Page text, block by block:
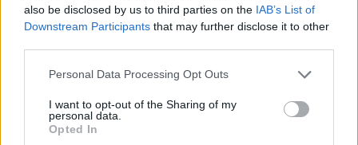
also be disclosed by us to third parties on the IAB’s List of
Downstream Participants that may further disclose it to other
Please note that this website/app uses one or more Google
not limited to your visit or usage behaviour. You may click to
grant or deny consent to Google and its third-party tags to
use your data for below specified purposes in below Google
Personal Data Processing Opt Outs
I want to opt-out of the Sharing of my
personal data.
Opted In
hell and mayhem on our heroes HOBBS & SHAW. The
brother @idriselba come and play in our sandbox. This
one’s been years in the making!! As I always say, we either
gonna get along or we gonna get it on... and fuck getting
along 😈 #BRIXTON #TheConsequenceAgent #HellRaiser